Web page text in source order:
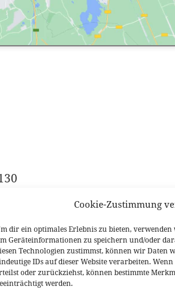
Cookie-Zustimmung
dir ein optimales Erlebnis zu bieten,
Geräteinformationen zu speichern und/oder
Technologien zustimmst, können wir Daten
IDs auf dieser Website verarbeiten.
oder zurückziehst, können bestimmte
werden.